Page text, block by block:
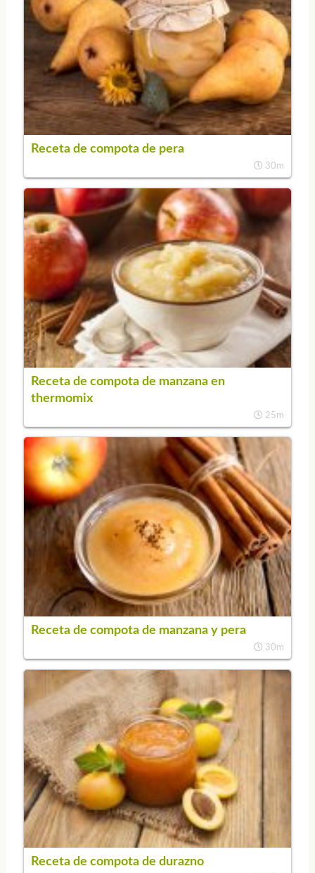
Receta de compota de pera
30m
Receta de compota de manzana en
thermomix
25m
Receta de compota de manzana y pera
30m
Receta de compota de durazno